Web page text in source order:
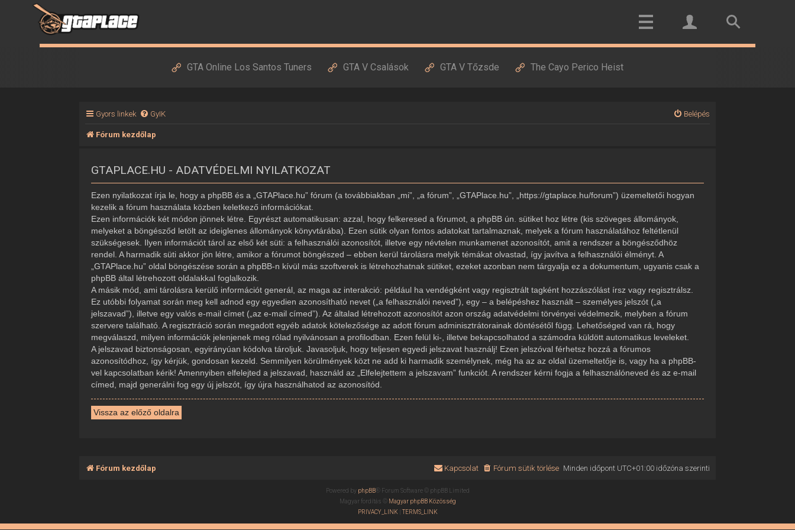
GTA Online Los Santos Tuners GTA V Csalások GTA V Tőzsde The Cayo Perico Heist
Gyors linkek GyIK Belépés
Fórum kezdőlap
GTAPLACE.HU - ADATVÉDELMI NYILATKOZAT
Ezen nyilatkozat írja le, hogy a phpBB és a „GTAPlace.hu” fórum (a továbbiakban „mi”, „a fórum”, „GTAPlace.hu”, „https://gtaplace.hu/forum”) üzemeltetői hogyan
kezelik a fórum használata közben keletkező információkat.
Ezen információk két módon jönnek létre. Egyrészt automatikusan: azzal, hogy felkeresed a fórumot, a phpBB ún. sütiket hoz létre (kis szöveges állományok,
melyeket a böngésződ letölt az ideiglenes állományok könyvtárába). Ezen sütik olyan fontos adatokat tartalmaznak, melyek a fórum használatához feltétlenül
szükségesek. Ilyen információt tárol az első két süti: a felhasználói azonosítót, illetve egy névtelen munkamenet azonosítót, amit a rendszer a böngésződhöz
rendel. A harmadik süti akkor jön létre, amikor a fórumot böngészed – ebben kerül tárolásra melyik témákat olvastad, így javítva a felhasználói élményt. A
„GTAPlace.hu” oldal böngészése során a phpBB-n kívül más szoftverek is létrehozhatnak sütiket, ezeket azonban nem tárgyalja ez a dokumentum, ugyanis csak a
phpBB által létrehozott oldalakkal foglalkozik.
A másik mód, ami tárolásra kerülő információt generál, az maga az interakció: például ha vendégként vagy regisztrált tagként hozzászólást írsz vagy regisztrálsz.
Ez utóbbi folyamat során meg kell adnod egy egyedien azonosítható nevet („a felhasználói neved”), egy – a belépéshez használt – személyes jelszót („a
jelszavad”), illetve egy valós e-mail címet („az e-mail címed”). Az általad létrehozott azonosítót azon ország adatvédelmi törvényei védelmezik, melyben a fórum
szervere található. A regisztráció során megadott egyéb adatok kötelezősége az adott fórum adminisztrátorainak döntésétől függ. Lehetőséged van rá, hogy
megválaszd, milyen információk jelenjenek meg rólad nyilvánosan a profilodban. Ezen felül ki-, illetve bekapcsolhatod a számodra küldött automatikus leveleket.
A jelszavad biztonságosan, egyirányúan kódolva tároljuk. Javasoljuk, hogy teljesen egyedi jelszavat használj! Ezen jelszóval férhetsz hozzá a fórumos
azonosítódhoz, így kérjük, gondosan kezeld. Semmilyen körülmények közt ne add ki harmadik személynek, még ha az az oldal üzemeltetője is, vagy ha a phpBB-
vel kapcsolatban kérik! Amennyiben elfelejted a jelszavad, használd az „Elfelejtettem a jelszavam” funkciót. A rendszer kérni fogja a felhasználóneved és az e-mail
címed, majd generálni fog egy új jelszót, így újra használhatod az azonosítód.
Vissza az előző oldalra
Fórum kezdőlap Minden időpont UTC+01:00időzóna szerinti
Fórum sütik törlése
Kapcsolat
Powered by phpBB® Forum Software © phpBB Limited
Magyar fordítás © Magyar phpBB Közösség
PRIVACY_LINK |TERMS_LINK